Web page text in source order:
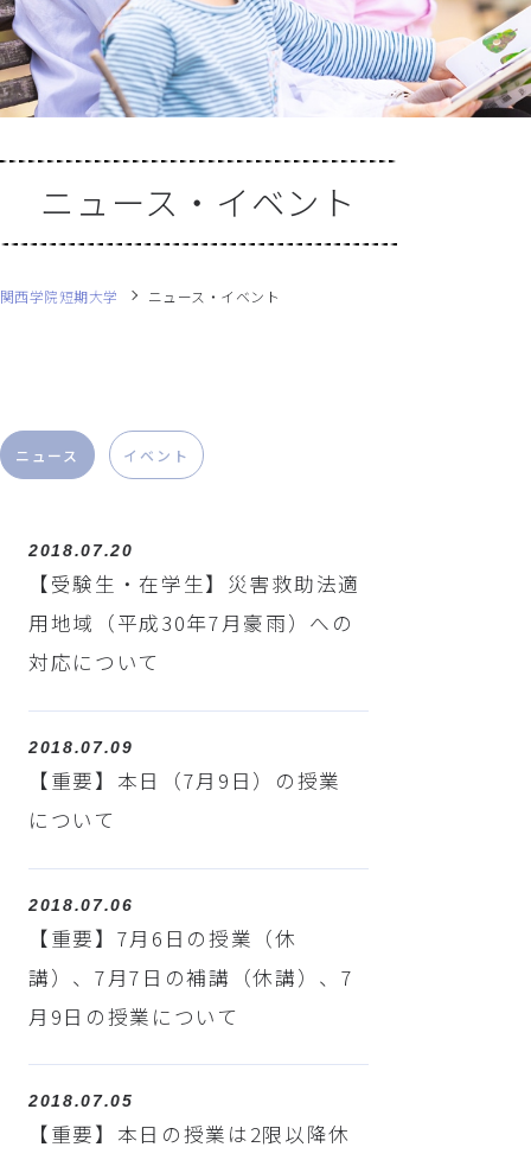
ニュース・イベント
関西学院短期大学 ニュース・イベント
ニュース イベント
2018.07.20
【受験生・在学生】災害救助法適
用地域（平成30年7月豪雨）への
対応について
2018.07.09
【重要】本日（7月9日）の授業
について
2018.07.06
【重要】7月6日の授業（休
講）、7月7日の補講（休講）、7
月9日の授業について
2018.07.05
【重要】本日の授業は2限以降休